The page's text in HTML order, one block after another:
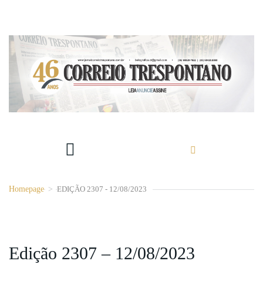
Homepage > EDIÇÃO 2307 - 12/08/2023
Edição 2307 – 12/08/2023